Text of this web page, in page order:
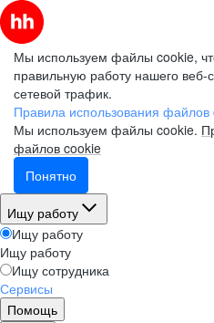
Мы используем файлы cookie,
правильную работу нашего веб-
сетевой трафик.
Правила использования файлов
Мы используем файлы cookie.
файлов cookie
Понятно
Ищу работу
Ищу работу
Ищу работу
Ищу сотрудника
Сервисы
Помощь